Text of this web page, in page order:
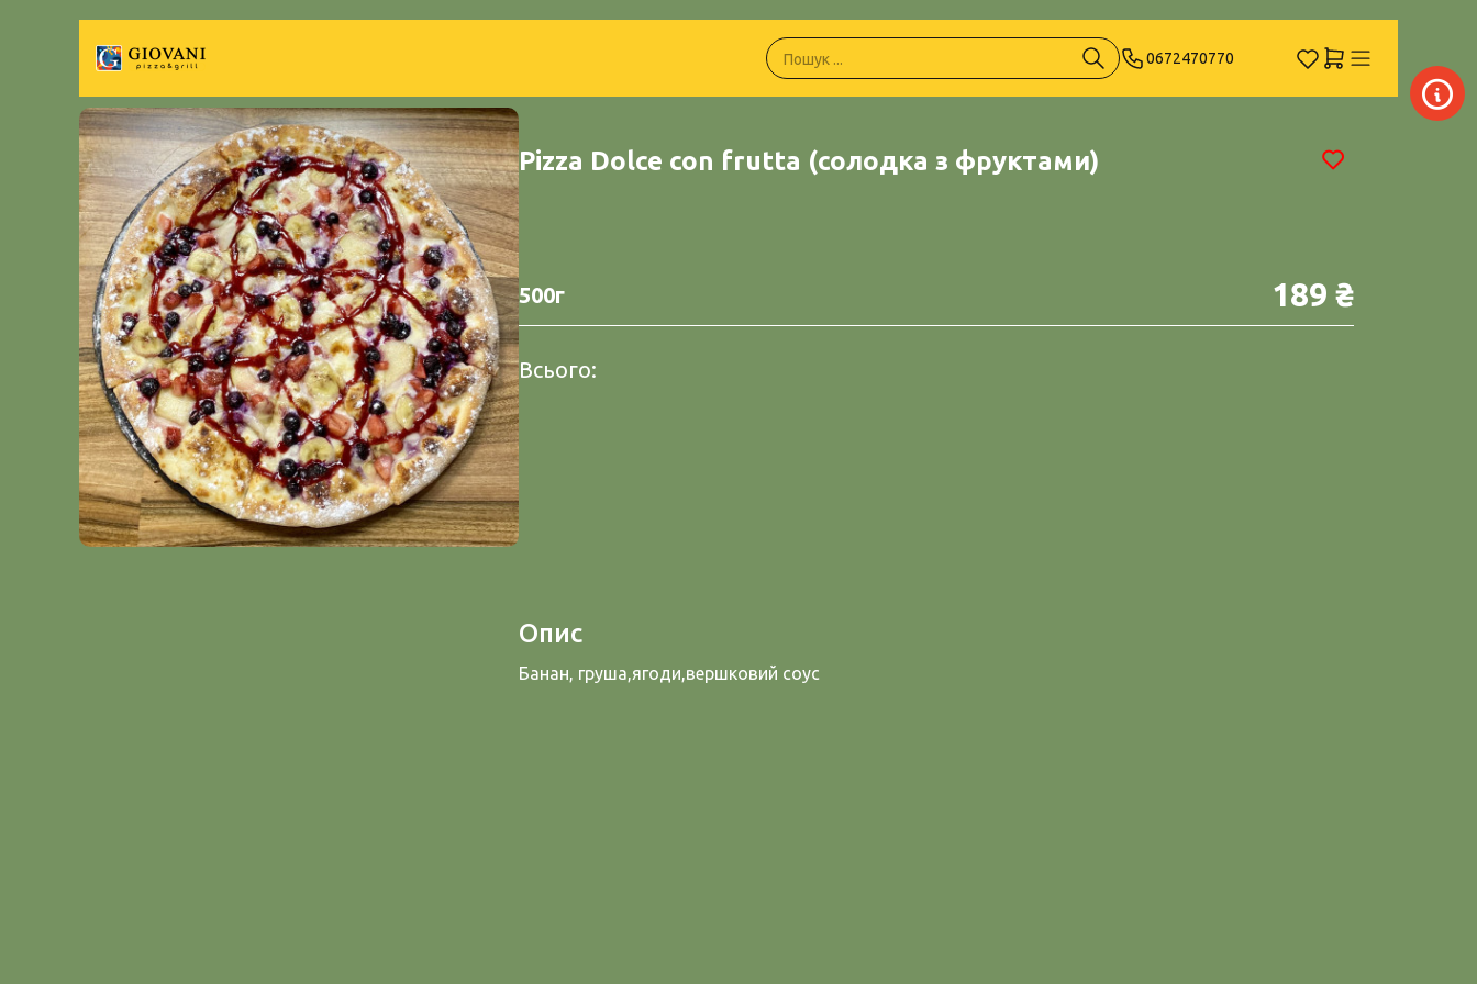
0672470770
Pizza Dolce con frutta (солодка з фруктами)
500г 189 ₴
Всього:
Опис
Банан, груша,ягоди,вершковий соус